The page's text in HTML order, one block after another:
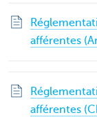
afférentes
afférentes